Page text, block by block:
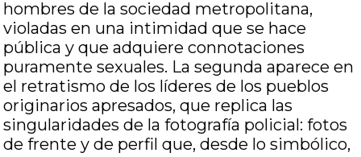
hombres de la sociedad metropolitana,
violadas en una intimidad que se hace
pública y que adquiere connotaciones
puramente sexuales. La segunda aparece en
el retratismo de los líderes de los pueblos
originarios apresados, que replica las
singularidades de la fotografía policial: fotos
de frente y de perfil que, desde lo simbólico,